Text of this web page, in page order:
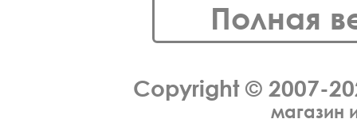
Полная
Copyright © 2007-
магазин